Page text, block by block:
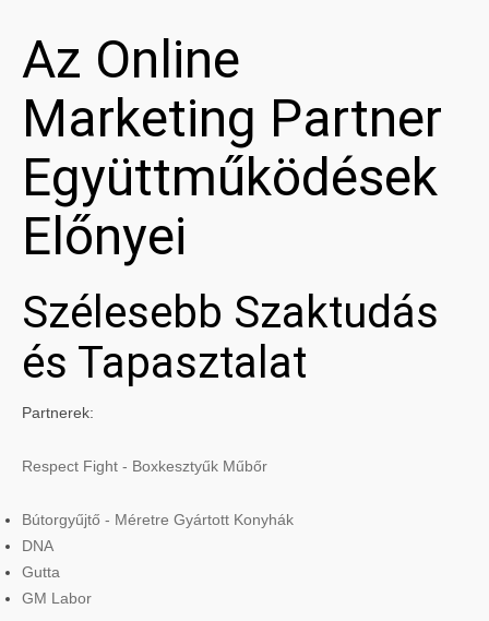
Az Online
Marketing Partner
Együttműködések
Előnyei
Szélesebb Szaktudás
és Tapasztalat
Partnerek:
Respect Fight - Boxkesztyűk Műbőr
Bútorgyűjtő - Méretre Gyártott Konyhák
DNA
Gutta
GM Labor